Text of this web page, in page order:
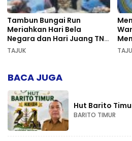
Tambun Bungai Run
Meriahkan Hari Bela
Negara dan Hari Juang TNI
AD di Palangka Raya
TAJUK
BACA JUGA
Hut Barito
BARITO TIMUR